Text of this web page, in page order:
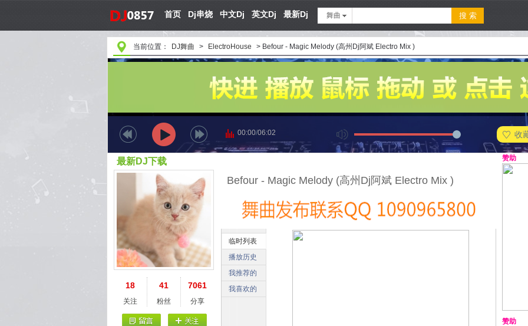
首页 Dj串烧 中文Dj 英文Dj 最新Dj 舞曲
当前位置： DJ舞曲 > ElectroHouse > Befour - Magic Melody (高州Dj阿斌 Electro Mix )
收
00:00/06:02
Befour - Magic Melody (高州Dj阿斌 Electro Mix )
临时列表
播放历史
我推荐的
我喜欢的
最新DJ下载
18
关注
41
粉丝
7061
分享
赞助
赞助